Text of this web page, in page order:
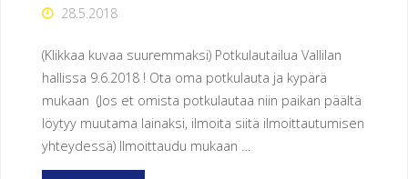
28.5.2018
(Klikkaa kuvaa suuremmaksi) Potkulautailua Vallilan
hallissa 9.6.2018 ! Ota oma potkulauta ja kypärä
mukaan (Jos et omista potkulautaa niin paikan päältä
löytyy muutama lainaksi, ilmoita siitä ilmoittautumisen
yhteydessä) Ilmoittaudu mukaan …